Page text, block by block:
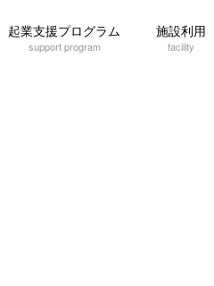
起業支援プログラム
support program
施設利用
facility